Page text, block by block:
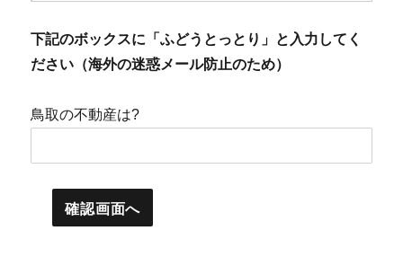
下記のボックスに「ふどうとっとり」と入力してく
ださい（海外の迷惑メール防止のため）
鳥取の不動産は?